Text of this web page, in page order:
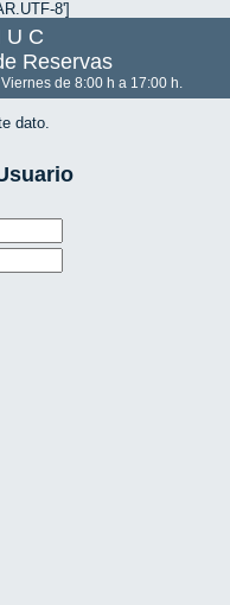
8']
U C
Reservas
de 8:00 h a 17:00 h.
dato.